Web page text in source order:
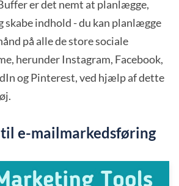
er det nemt at planlægge,
skabe indhold - du kan planlægge
på alle de store sociale
herunder Instagram, Facebook,
og Pinterest, ved hjælp af dette
e-mailmarkedsføring